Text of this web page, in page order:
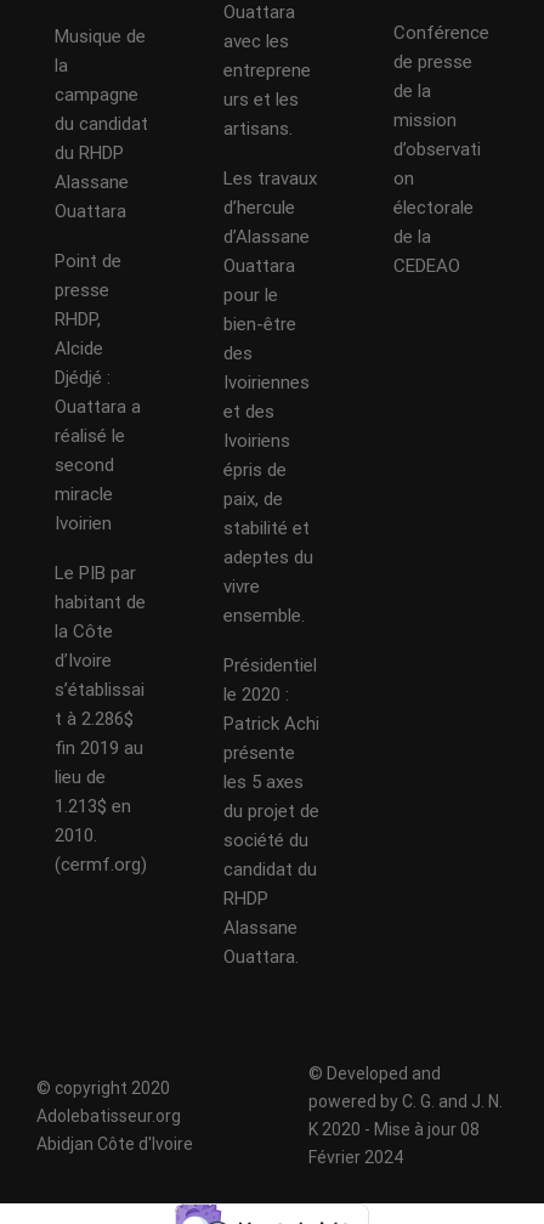
Musique de
la
campagne
du candidat
du RHDP
Alassane
Ouattara
Point de
presse
RHDP,
Alcide
Djédjé :
Ouattara a
réalisé le
second
miracle
Ivoirien
Le PIB par
habitant de
la Côte
d’Ivoire
s’établissai
t à 2.286$
fin 2019 au
lieu de
1.213$ en
2010.
(cermf.org)
Ouattara
avec les
entreprene
urs et les
artisans.
Les travaux
d’hercule
d’Alassane
Ouattara
pour le
bien-être
des
Ivoiriennes
et des
Ivoiriens
épris de
paix, de
stabilité et
adeptes du
vivre
ensemble.
Présidentiel
le 2020 :
Patrick Achi
présente
les 5 axes
du projet de
société du
candidat du
RHDP
Alassane
Ouattara.
Conférence
de presse
de la
mission
d’observati
on
électorale
de la
CEDEAO
© copyright 2020
Adolebatisseur.org
Abidjan Côte d'Ivoire
© Developed and
powered by C. G. and J. N.
K 2020 - Mise à jour 08
Février 2024